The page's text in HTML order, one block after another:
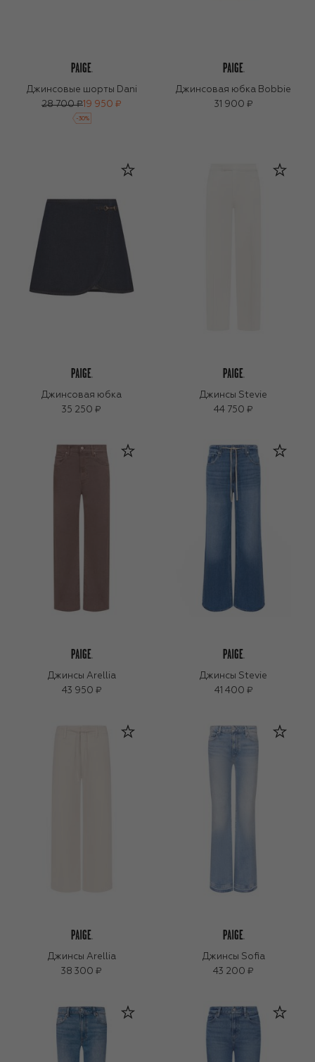
Джинсовые шорты Dani
28 700 ₽ 19 950 ₽
-30%
Джинсовая юбка Bobbie
31 900 ₽
Джинсовая юбка
35 250 ₽
Джинсы Stevie
44 750 ₽
Джинсы Arellia
43 950 ₽
Джинсы Stevie
41 400 ₽
Джинсы Arellia
38 300 ₽
Джинсы Sofia
43 200 ₽